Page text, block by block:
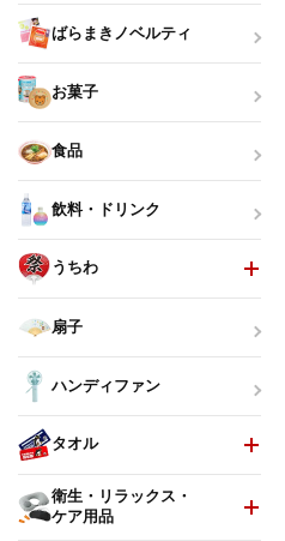
ばらまきノベルティ
お菓子
食品
飲料・ドリンク
うちわ
扇子
ハンディファン
タオル
衛生・リラックス・
ケア用品